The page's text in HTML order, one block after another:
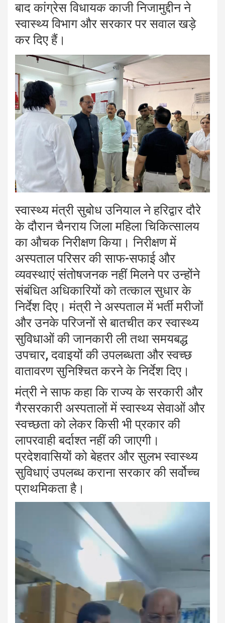
बाद कांग्रेस विधायक काजी निजामुद्दीन ने
स्वास्थ्य विभाग और सरकार पर सवाल खड़े
कर दिए हैं।
स्वास्थ्य मंत्री सुबोध उनियाल ने हरिद्वार दौरे
के दौरान चैनराय जिला महिला चिकित्सालय
का औचक निरीक्षण किया। निरीक्षण में
अस्पताल परिसर की साफ-सफाई और
व्यवस्थाएं संतोषजनक नहीं मिलने पर उन्होंने
संबंधित अधिकारियों को तत्काल सुधार के
निर्देश दिए। मंत्री ने अस्पताल में भर्ती मरीजों
और उनके परिजनों से बातचीत कर स्वास्थ्य
सुविधाओं की जानकारी ली तथा समयबद्ध
उपचार, दवाइयों की उपलब्धता और स्वच्छ
वातावरण सुनिश्चित करने के निर्देश दिए।
मंत्री ने साफ कहा कि राज्य के सरकारी और
गैरसरकारी अस्पतालों में स्वास्थ्य सेवाओं और
स्वच्छता को लेकर किसी भी प्रकार की
लापरवाही बर्दाश्त नहीं की जाएगी।
प्रदेशवासियों को बेहतर और सुलभ स्वास्थ्य
सुविधाएं उपलब्ध कराना सरकार की सर्वोच्च
प्राथमिकता है।